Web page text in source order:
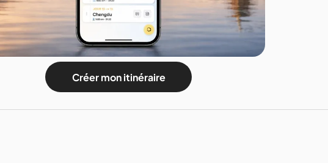
Créer mon itinéraire